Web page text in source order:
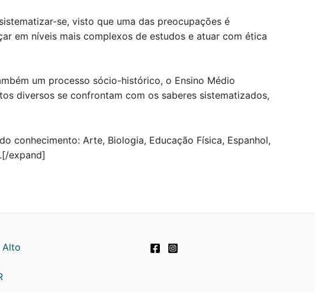
se, visto que uma das preocupações é
em níveis mais complexos de estudos e atuar com ética
um processo sócio-histórico, o Ensino Médio
diversos se confrontam com os saberes sistematizados,
conhecimento: Arte, Biologia, Educação Física, Espanhol,
expand]
Alto